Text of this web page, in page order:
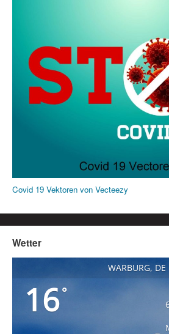
Covid 19 Vektoren von Vecteezy
Wetter
WARBURG, DE
16°